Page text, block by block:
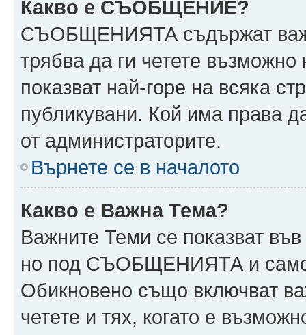
Какво е СЪОБЩЕНИЕ?
СЪОБЩЕНИЯТА съдържат
трябва да ги четете
показват най-горе на всяка
публикувани. Кой има
от администраторите.
Върнете се в началото
Какво е Важна Тема?
Важните Теми се показват
но под СЪОБЩЕНИЯТА и само
Обикновено също включват
четете и тях, когато е